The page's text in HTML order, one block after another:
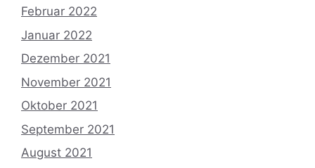
Februar 2022
Januar 2022
Dezember 2021
November 2021
Oktober 2021
September 2021
August 2021